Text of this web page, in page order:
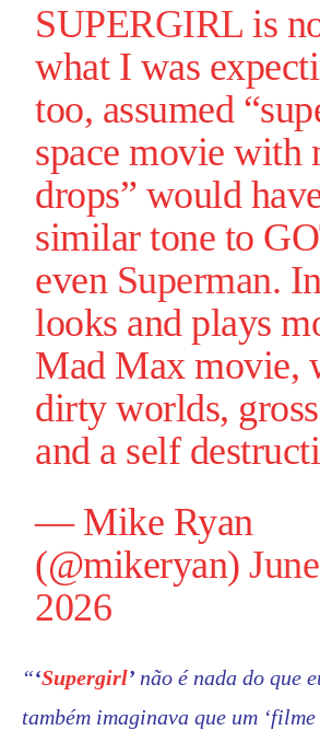
SUPERGIRL is
what I was
too, assumed
space movie with
drops” would
similar tone to
even Superman.
looks and plays
Mad Max movie,
dirty worlds,
and a self
— Mike Ryan
(@mikeryan)
2026
“‘Supergirl’ não é nada do que
também imaginava que um